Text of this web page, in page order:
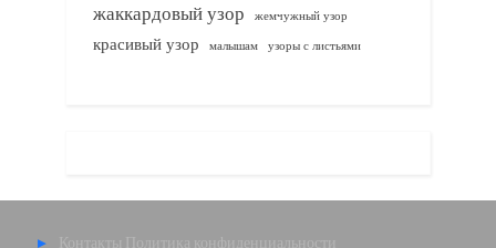
жаккардовый узор жемчужный узор
красивый узор малышам узоры с листьями
Контакты Политика конфиденциальности